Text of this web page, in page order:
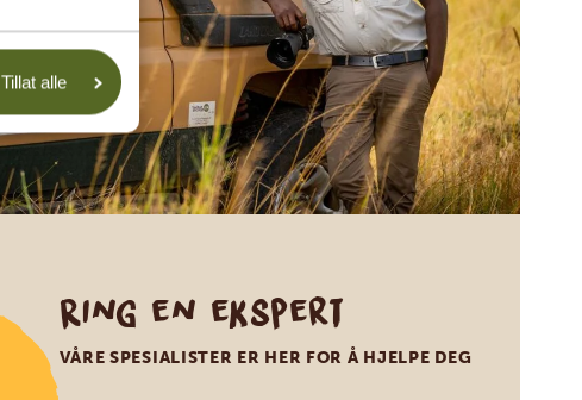
Tillat alle
Ring en ekspert
VÅRE SPESIALISTER ER HER FOR Å HJELPE DEG